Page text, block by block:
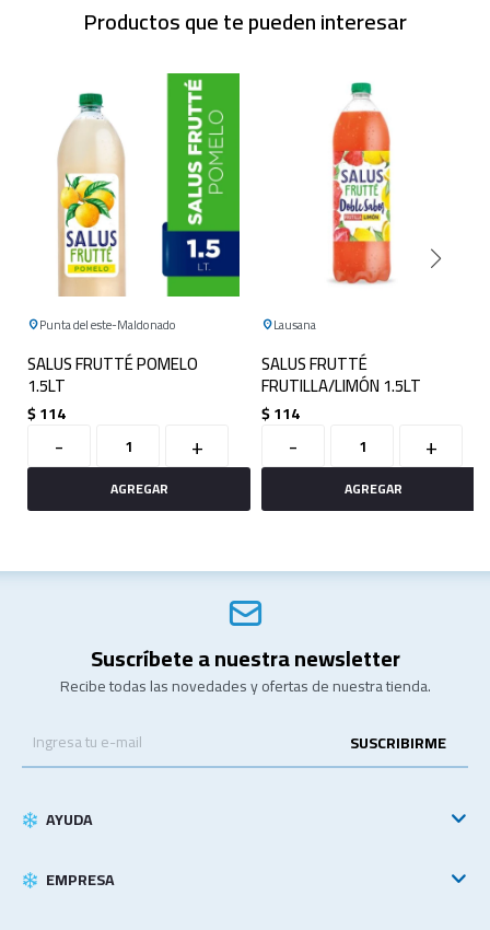
Productos que te pueden interesar
Punta del este Maldonado
SALUS FRUTTÉ POMELO
1.5LT
$114
- +
Lausana
SALUS FRUTTÉ
FRUTILLA/LIMÓN 1.5LT
$114
- +
Suscríbete a nuestra newsletter
Recibe todas las novedades y ofertas de nuestra tienda.
SUSCRIBIRME
AYUDA
EMPRESA